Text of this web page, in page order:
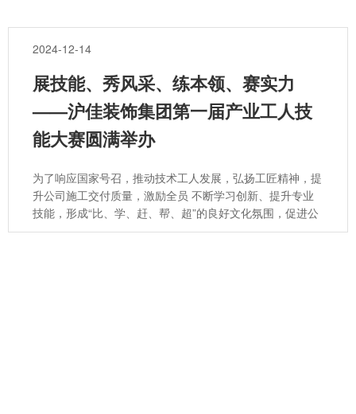
2024-12-14
展技能、秀风采、练本领、赛实力
——沪佳装饰集团第一届产业工人技
能大赛圆满举办
为了响应国家号召，推动技术工人发展，弘扬工匠精神，提
升公司施工交付质量，激励全员 不断学习创新、提升专业
技能，形成“比、学、赶、帮、超”的良好文化氛围，促进公
司技能素质全面提升，沪佳装饰集团于2024年12月14日圆